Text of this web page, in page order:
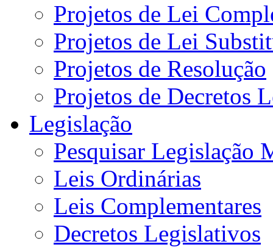
Projetos de Lei
Projetos de Lei
Projetos de Resolução
Projetos de Decretos
Legislação
Pesquisar Legislação
Leis Ordinárias
Leis Complementares
Decretos Legislativos